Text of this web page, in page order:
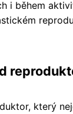
i během
který